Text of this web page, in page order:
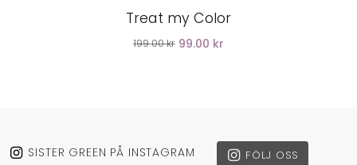
Treat my Color
199.00 kr 99.00 kr
SISTER GREEN PÅ INSTAGRAM FÖLJ OSS